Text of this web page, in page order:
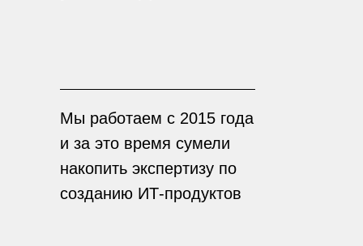
Мы работаем с 2015 года
и за это время сумели
накопить экспертизу по
созданию ИТ-продуктов